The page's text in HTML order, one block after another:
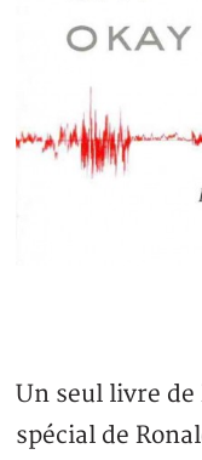
Un seul livre
spécial de